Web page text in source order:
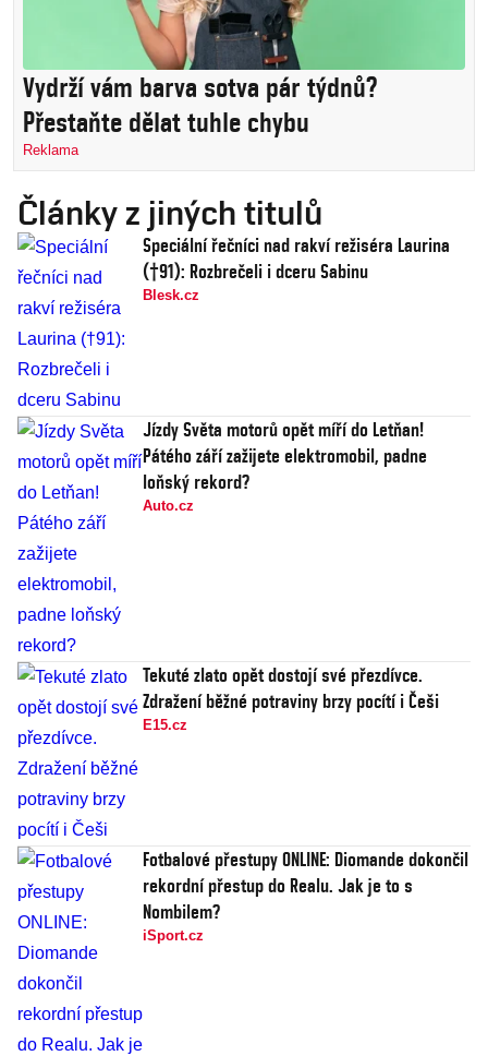
Vydrží vám barva sotva pár týdnů?
Přestaňte dělat tuhle chybu
Reklama
Články z jiných titulů
Speciální řečníci nad rakví režiséra Laurina
(†91): Rozbrečeli i dceru Sabinu
Blesk.cz
Jízdy Světa motorů opět míří do Letňan!
Pátého září zažijete elektromobil, padne
loňský rekord?
Auto.cz
Tekuté zlato opět dostojí své přezdívce.
Zdražení běžné potraviny brzy pocítí i Češi
E15.cz
Fotbalové přestupy ONLINE: Diomande dokončil
rekordní přestup do Realu. Jak je to s
Nombilem?
iSport.cz